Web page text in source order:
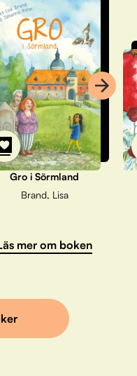
Gro i Sörmland
Brand, Lisa
mer om boken